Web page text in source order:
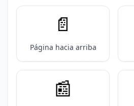
📄
Página hacia arriba
📰